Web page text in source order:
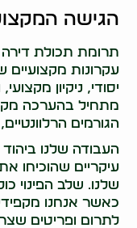
הגישה
תרומת תכולת
עקרונות מקצועיים
יסודי, ניקיון
מתחיל בהערכה
הגורמים
העבודה שלנו
עיקריים שהוכיחו
שלנו. שלב הפינוי
כאשר אנחנו
לתרום ופריטים